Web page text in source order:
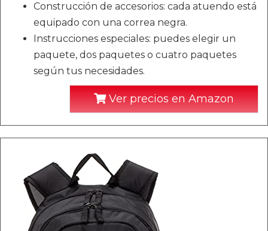
Construcción de accesorios: cada atuendo está
equipado con una correa negra.
Instrucciones especiales: puedes elegir un
paquete, dos paquetes o cuatro paquetes
según tus necesidades.
Ver precios en Amazon